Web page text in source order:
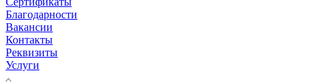
Благодарности
Вакансии
Контакты
Реквизиты
Услуги